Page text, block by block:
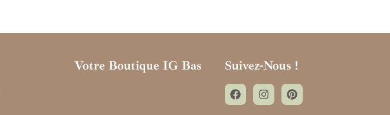
Votre Boutique IG Bas Suivez-Nous !